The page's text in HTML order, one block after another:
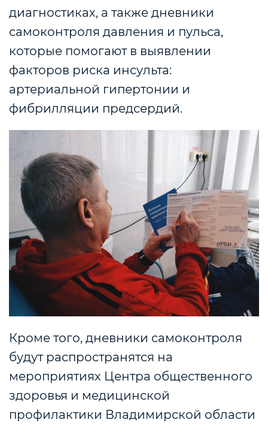
диагностиках, а также дневники
самоконтроля давления и пульса,
которые помогают в выявлении
факторов риска инсульта:
артериальной гипертонии и
фибрилляции предсердий.
Кроме того, дневники самоконтроля
будут распространятся на
мероприятиях Центра общественного
здоровья и медицинской
профилактики Владимирской области